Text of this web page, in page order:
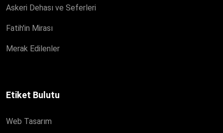
Askeri Dehası ve Seferleri
Fatih'in Mirası
Merak Edilenler
Etiket Bulutu
Web Tasarım